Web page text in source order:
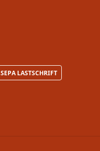
SEPA LASTSCHRIFT